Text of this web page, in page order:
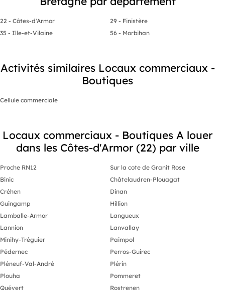
22 - Côtes-d'Armor
29 - Finistère
35 - Ille-et-Vilaine
56 - Morbihan
Activités similaires Locaux commerciaux -
Boutiques
Cellule commerciale
Locaux commerciaux - Boutiques A louer
dans les Côtes-d'Armor (22) par ville
Proche RN12
Sur la cote de Granit Rose
Binic
Châtelaudren-Plouagat
Créhen
Dinan
Guingamp
Hillion
Lamballe-Armor
Langueux
Lannion
Lanvallay
Minihy-Tréguier
Paimpol
Pédernec
Perros-Guirec
Pléneuf-Val-André
Plérin
Plouha
Pommeret
Quévert
Rostrenen